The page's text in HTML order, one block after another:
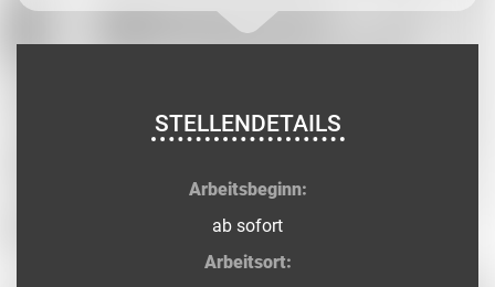
STELLENDETAILS
Arbeitsbeginn:
ab sofort
Arbeitsort: